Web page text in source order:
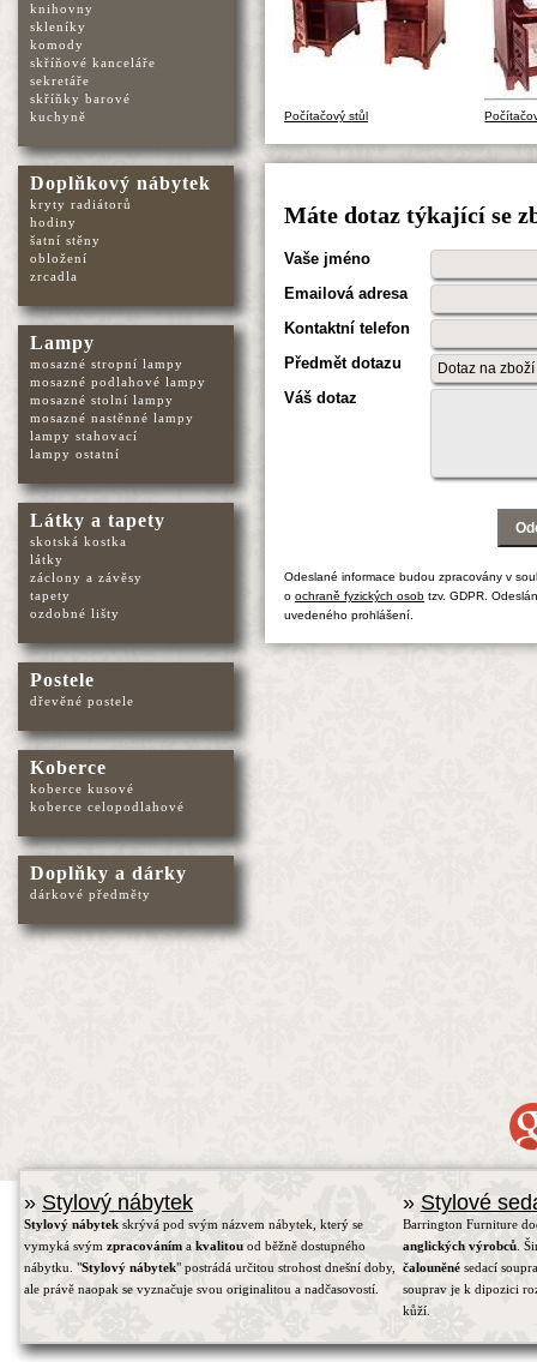
Počítačový stůl
Máte dotaz týkající se
Vaše jméno
Emailová adresa
Kontaktní telefon
Předmět dotazu
Váš dotaz
Odeslané informace budou zpracovány v
o ochraně fyzických osobtzv. GDPR.
uvedeného prohlášení.
knihovny
skleníky
komody
skříňové kanceláře
sekretáře
skříňky barové
kuchyně
Doplňkový nábytek
kryty radiátorů
hodiny
šatní stěny
obložení
zrcadla
Lampy
mosazné stropní lampy
mosazné podlahové lampy
mosazné stolní lampy
mosazné nastěnné lampy
lampy stahovací
lampy ostatní
Látky a tapety
skotská kostka
látky
záclony a závěsy
tapety
ozdobné lišty
Postele
dřevěné postele
Koberce
koberce kusové
koberce celopodlahové
Doplňky a dárky
dárkové předměty
» Stylový nábytek
Stylový nábytek skrývá pod svým názvem nábytek, který se
vymyká svým zpracováním a kvalitou od běžně dostupného
nábytku. "Stylový nábytek" postrádá určitou strohost dnešní doby,
ale právě naopak se vyznačuje svou originalitou a nadčasovostí.
» Stylové
Barrington Furniture
anglických výrobců.
čalouněnésedací
souprav je k dipozici
kůží.